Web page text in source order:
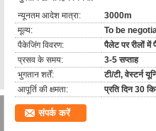
न्यूनतम आदेश मात्रा:
3000m
मूल्य:
To be
पैकेजिंग विवरण:
पैलेट पर रीलों में
प्रसव के समय:
3-5 सप्ताह
भुगतान शर्तें:
टी/टी, वेस्टर्न
आपूर्ति की क्षमता:
प्रति दिन 30
संपर्क करें